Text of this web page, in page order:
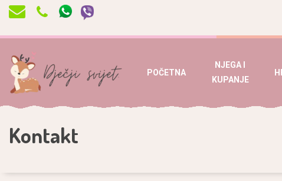
POČETNA
NJEGA I
KUPANJE
Kontakt